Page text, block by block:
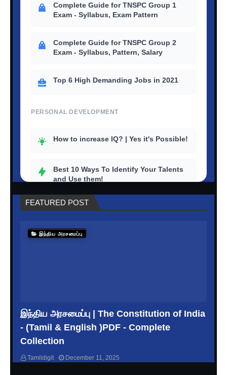
Complete Guide for TNSPC Group 1
Exam - Syllabus, Exam Pattern
Complete Guide for TNSPC Group 2
Exam - Syllabus, Pattern, Salary
Top 6 High Demanding Jobs in 2021
PERSONAL DEVELOPMENT
How to increase IQ? | Yes it's Possible!
Best 10 Ways To Identify Your Talents
and Use them!
How to outstand others with a strong
How to master your time? | Better Ways
to Keep Time Management
GENERAL KNOWLEDGE
FEATURED POST
இந்திய அரசமைப்பு
இந்திய அரசமைப்பு | The Constitution of India
- (Tamil & English )PDF - Complete
Collection
Tamildigit December 11, 2025